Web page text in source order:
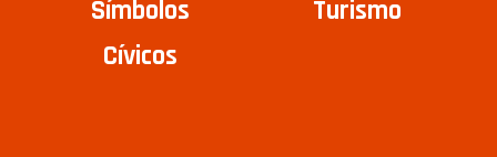
Símbolos
Cívicos
Turismo